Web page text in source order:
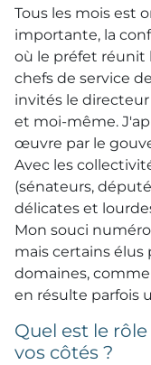
Tous les mois est
importante, la
où le préfet réunit
chefs de service
invités le
et moi-même.
œuvre par le
Avec les
(sénateurs,
délicates et
Mon souci numéro
mais certains
domaines,
en résulte parfois
Quel est le
vos côtés ?